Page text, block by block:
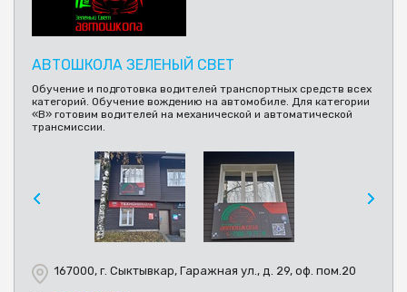
АВТОШКОЛА ЗЕЛЕНЫЙ СВЕТ
Обучение и подготовка водителей транспортных средств всех
категорий. Обучение вождению на автомобиле. Для категории
«В» готовим водителей на механической и автоматической
трансмиссии.
167000, г. Сыктывкар, Гаражная ул., д. 29, оф. пом.20